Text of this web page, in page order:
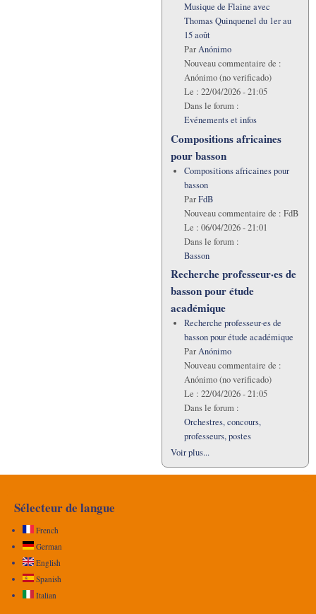
Musique de Flaine avec
Thomas Quinquenel du 1er au
15 août
ParAnónimo
Nouveau commentaire de :
Anónimo (no verificado)
Le : 22/04/2026 - 21:05
Dans le forum :
Evénements et infos
Compositions africaines
pour basson
Compositions africaines pour
basson
ParFdB
Nouveau commentaire de : FdB
Le : 06/04/2026 - 21:01
Dans le forum :
Basson
Recherche professeur·es de
basson pour étude
académique
Recherche professeur·es de
basson pour étude académique
ParAnónimo
Nouveau commentaire de :
Anónimo (no verificado)
Le : 22/04/2026 - 21:05
Dans le forum :
Orchestres, concours,
professeurs, postes
Voir plus...
Sélecteur de langue
French
German
English
Spanish
Italian